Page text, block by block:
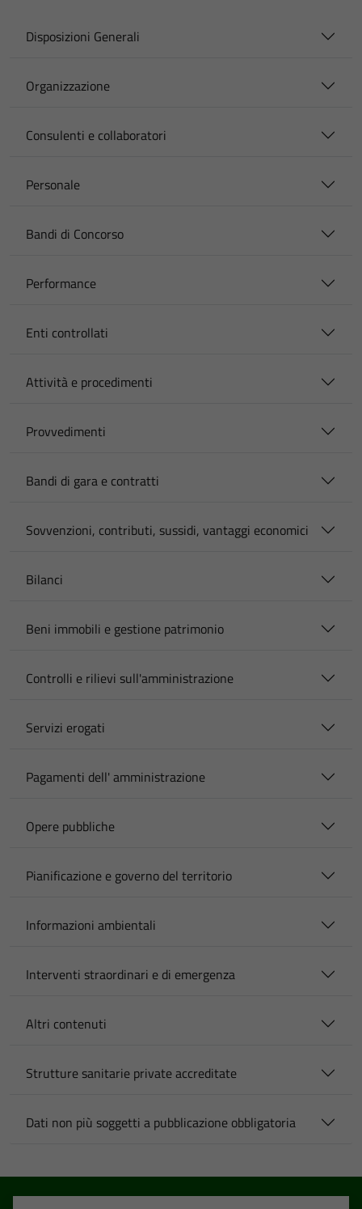
Disposizioni Generali
Organizzazione
Consulenti e collaboratori
Personale
Bandi di Concorso
Performance
Enti controllati
Attività e procedimenti
Provvedimenti
Bandi di gara e contratti
Sovvenzioni, contributi, sussidi, vantaggi economici
Bilanci
Beni immobili e gestione patrimonio
Controlli e rilievi sull'amministrazione
Servizi erogati
Pagamenti dell' amministrazione
Opere pubbliche
Pianificazione e governo del territorio
Informazioni ambientali
Interventi straordinari e di emergenza
Altri contenuti
Strutture sanitarie private accreditate
Dati non più soggetti a pubblicazione obbligatoria